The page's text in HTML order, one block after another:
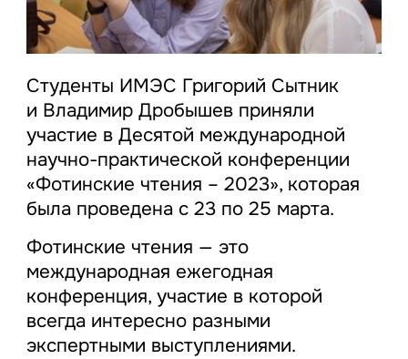
Студенты ИМЭС Григорий Сытник
и Владимир Дробышев приняли
участие в Десятой международной
научно-практической конференции
«Фотинские чтения – 2023», которая
была проведена с 23 по 25 марта.
Фотинские чтения — это
международная ежегодная
конференция, участие в которой
всегда интересно разными
экспертными выступлениями.